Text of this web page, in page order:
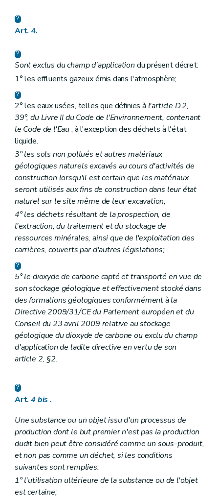
Art. 4.
Sont exclus du champ d'application du présent décret:
1° les effluents gazeux émis dans l'atmosphère;
2° les eaux usées, telles que définies à l'article D.2,
39°, du Livre II du Code de l'Environnement, contenant
le Code de l'Eau, à l'exception des déchets à l'état
liquide.
3° les sols non pollués et autres matériaux
géologiques naturels excavés au cours d'activités de
construction lorsqu'il est certain que les matériaux
seront utilisés aux fins de construction dans leur état
naturel sur le site même de leur excavation;
4° les déchets résultant de la prospection, de
l'extraction, du traitement et du stockage de
ressources minérales, ainsi que de l'exploitation des
carrières, couverts par d'autres législations;
5° le dioxyde de carbone capté et transporté en vue de
son stockage géologique et effectivement stocké dans
des formations géologiques conformément à la
Directive 2009/31/CE du Parlement européen et du
Conseil du 23 avril 2009 relative au stockage
géologique du dioxyde de carbone ou exclu du champ
d'application de ladite directive en vertu de son
article 2, §2.
Art.4 bis .
Une substance ou un objet issu d'un processus de
production dont le but premier n'est pas la production
dudit bien peut être considéré comme un sous-produit,
et non pas comme un déchet, si les conditions
suivantes sont remplies:
1° l'utilisation ultérieure de la substance ou de l'objet
est certaine;